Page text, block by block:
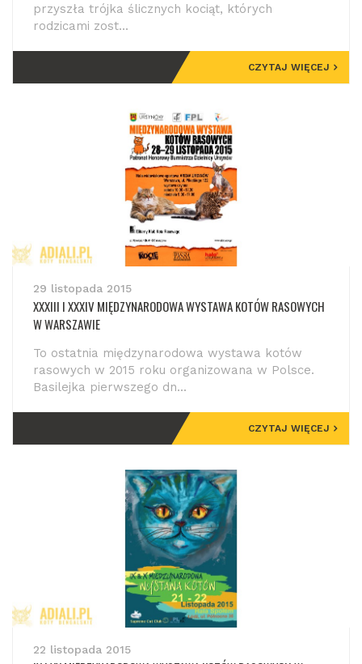
przyszła trójka ślicznych kociąt, których
rodzicami zost...
CZYTAJ WIĘCEJ
29 listopada 2015
XXXIII I XXXIV MIĘDZYNARODOWA WYSTAWA KOTÓW RASOWYCH
W WARSZAWIE
To ostatnia międzynarodowa wystawa kotów
rasowych w 2015 roku organizowana w Polsce.
Basilejka pierwszego dn...
CZYTAJ WIĘCEJ
22 listopada 2015